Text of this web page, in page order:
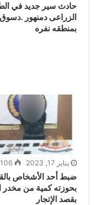
حادث سير جديد في
الزراعى دمنهور
بمنطقه نفره
يناير 17, 2023 106
ضبط أحد الأشخاص
بحوزته كمية من
بقصد الإتجار